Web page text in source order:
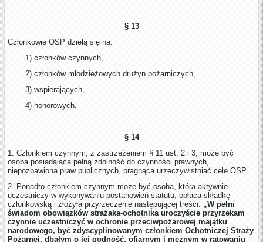
§ 13
Członkowie OSP dzielą się na:
1) członków czynnych,
2) członków młodzieżowych drużyn pożarniczych,
3) wspierających,
4) honorowych.
§ 14
1. Członkiem czynnym, z zastrzeżeniem § 11 ust. 2 i 3, może być
osoba posiadająca pełną zdolność do czynności prawnych,
niepozbawiona praw publicznych, pragnąca urzeczywistniać cele OSP.
2. Ponadto członkiem czynnym może być osoba, która aktywnie
uczestniczy w wykonywaniu postanowień statutu, opłaca składkę
członkowską i złożyła przyrzeczenie następującej treści: „W pełni
świadom obowiązków strażaka-ochotnika uroczyście przyrzekam
czynnie uczestniczyć w ochronie przeciwpożarowej majątku
narodowego, być zdyscyplinowanym członkiem Ochotniczej Straży
Pożarnej, dbałym o jej godność, ofiarnym i mężnym w ratowaniu